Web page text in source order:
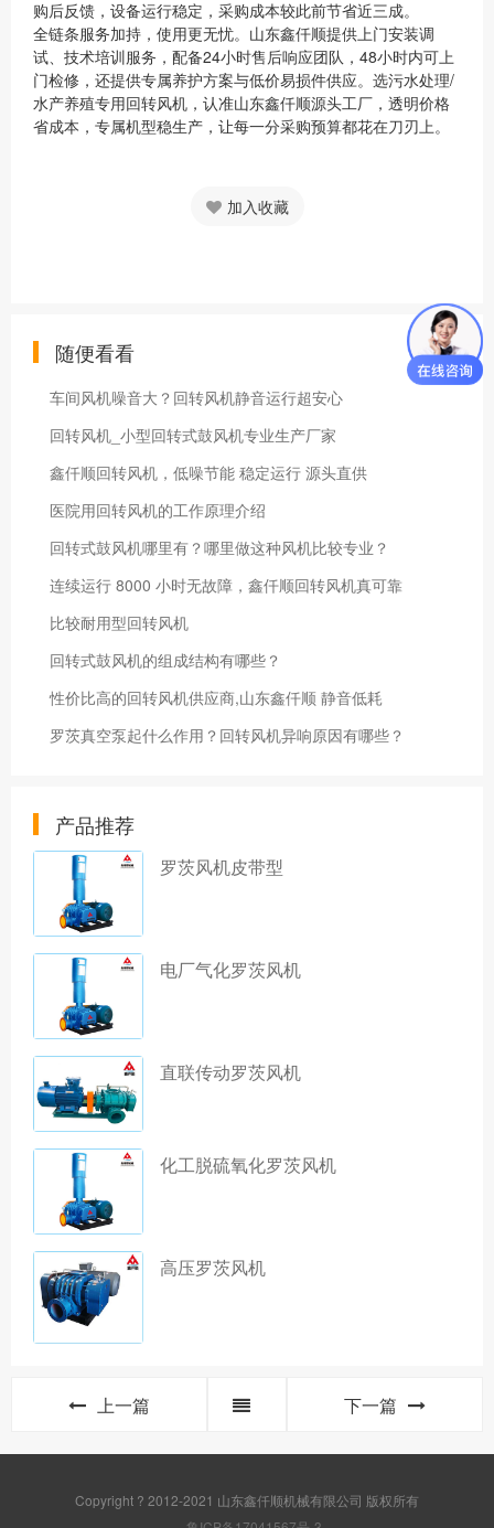
购后反馈，设备运行稳定，采购成本较此前节省近三成。
全链条服务加持，使用更无忧。山东鑫仟顺提供上门安装调
试、技术培训服务，配备24小时售后响应团队，48小时内可上
门检修，还提供专属养护方案与低价易损件供应。选污水处理/
水产养殖专用回转风机，认准山东鑫仟顺源头工厂，透明价格
省成本，专属机型稳生产，让每一分采购预算都花在刀刃上。
加入收藏
随便看看
车间风机噪音大？回转风机静音运行超安心
回转风机_小型回转式鼓风机专业生产厂家
鑫仟顺回转风机，低噪节能 稳定运行 源头直供
医院用回转风机的工作原理介绍
回转式鼓风机哪里有？哪里做这种风机比较专业？
连续运行 8000 小时无故障，鑫仟顺回转风机真可靠
比较耐用型回转风机
回转式鼓风机的组成结构有哪些？
性价比高的回转风机供应商,山东鑫仟顺 静音低耗
罗茨真空泵起什么作用？回转风机异响原因有哪些？
产品推荐
罗茨风机皮带型
电厂气化罗茨风机
直联传动罗茨风机
化工脱硫氧化罗茨风机
高压罗茨风机
上一篇 下一篇
Copyright ? 2012-2021 山东鑫仟顺机械有限公司 版权所有